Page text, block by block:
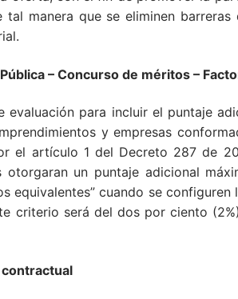
manera que se eliminen
– Concurso de méritos –
evaluación para incluir el puntaje
y empresas
el artículo 1 del Decreto 287 de
otorgaran un puntaje adicional
equivalentes” cuando se
será del dos por ciento
contractual